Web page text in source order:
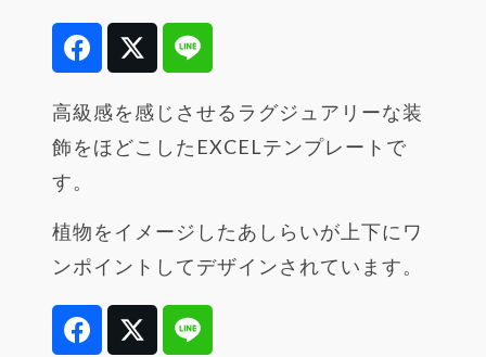
FacebookTwitter
高級感を感じさせるラグジュアリーな装
飾をほどこしたEXCELテンプレートで
す。
植物をイメージしたあしらいが上下にワ
ンポイントしてデザインされています。
FacebookTwitter